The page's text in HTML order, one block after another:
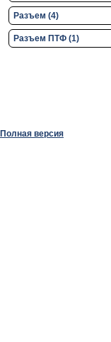
Разъем (4)
Разъем ПТФ (1)
Полная версия